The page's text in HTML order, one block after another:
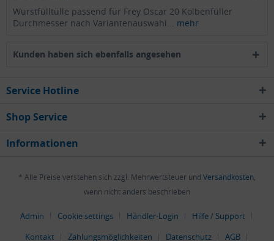
Wurstfülltülle passend für Frey Oscar 20 Kolbenfüller
Durchmesser nach Variantenauswahl... mehr
Kunden haben sich ebenfalls angesehen
Service Hotline
Shop Service
Informationen
* Alle Preise verstehen sich zzgl. Mehrwertsteuer und Versandkosten,
wenn nicht anders beschrieben
Admin Cookie settings Händler-Login
Hilfe / Support
Kontakt
Zahlungsmöglichkeiten Datenschutz AGB